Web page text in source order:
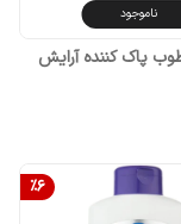
ناموجود
پاک کننده آرایش
%6